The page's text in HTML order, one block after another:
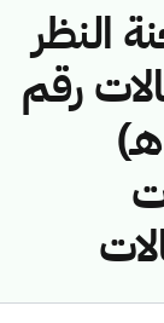
النظر
رقم
(4174611/ق/1442هـ)